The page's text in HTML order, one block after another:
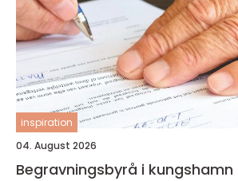
inspiration
04. August 2026
Begravningsbyrå i kungshamn stöd, struktur